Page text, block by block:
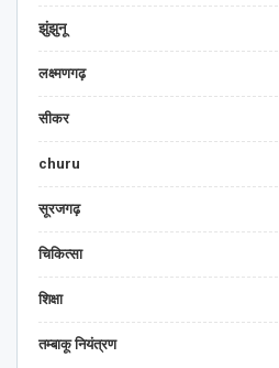
झुंझुनू
लक्ष्मणगढ़
सीकर
churu
सूरजगढ़
चिकित्सा
शिक्षा
तम्बाकू नियंत्रण